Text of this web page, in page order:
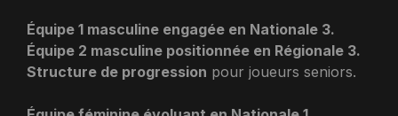
Équipe 1 masculine engagée en Nationale 3.
Équipe 2 masculine positionnée en Régionale 3.
Structure de progression pour joueurs seniors.